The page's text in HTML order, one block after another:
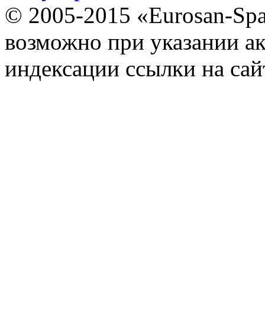
© 2005-2015 «Eurosan-
возможно при указании
индексации ссылки на